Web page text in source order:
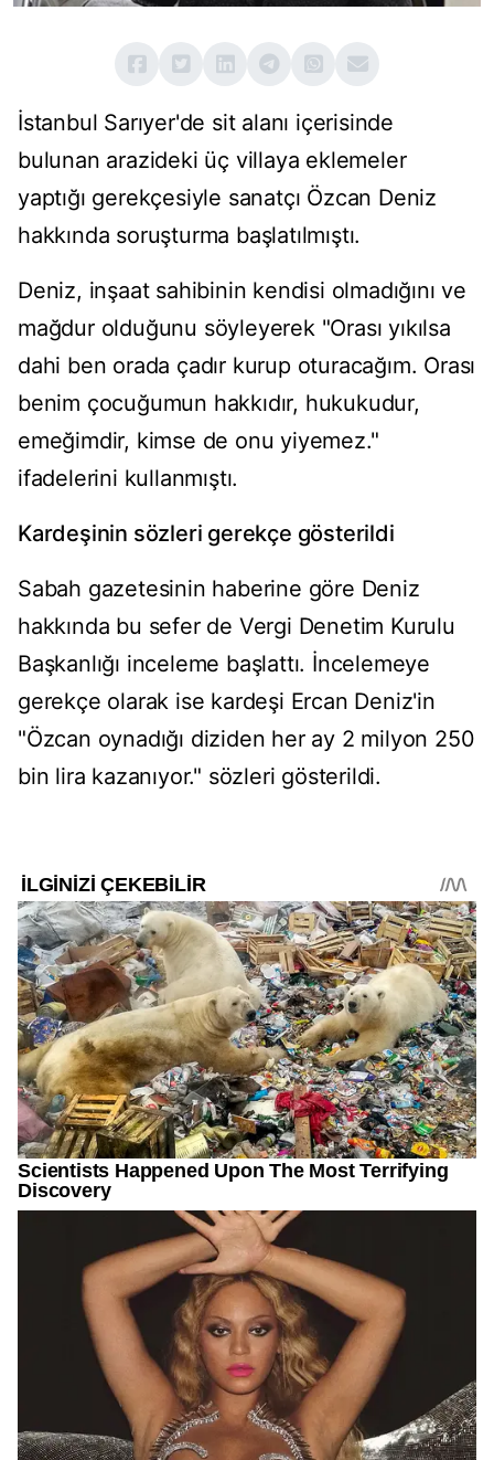
İstanbul Sarıyer'de sit alanı içerisinde
bulunan arazideki üç villaya eklemeler
yaptığı gerekçesiyle sanatçı Özcan Deniz
hakkında soruşturma başlatılmıştı.
Deniz, inşaat sahibinin kendisi olmadığını ve
mağdur olduğunu söyleyerek "Orası yıkılsa
dahi ben orada çadır kurup oturacağım. Orası
benim çocuğumun hakkıdır, hukukudur,
emeğimdir, kimse de onu yiyemez."
ifadelerini kullanmıştı.
Kardeşinin sözleri gerekçe gösterildi
Sabah gazetesinin haberine göre Deniz
hakkında bu sefer de Vergi Denetim Kurulu
Başkanlığı inceleme başlattı. İncelemeye
gerekçe olarak ise kardeşi Ercan Deniz'in
"Özcan oynadığı diziden her ay 2 milyon 250
bin lira kazanıyor." sözleri gösterildi.